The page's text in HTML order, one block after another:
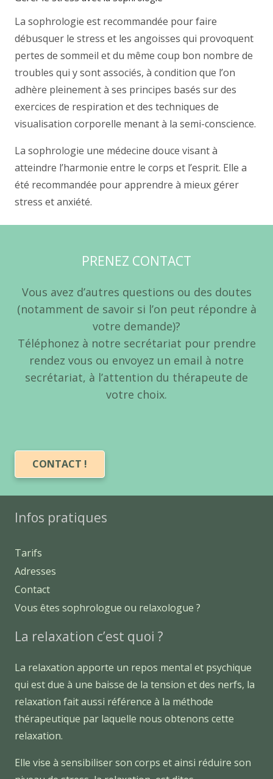
La sophrologie est recommandée pour faire
débusquer le stress et les angoisses qui provoquent
pertes de sommeil et du même coup bon nombre de
troubles qui y sont associés, à condition que l’on
adhère pleinement à ses principes basés sur des
exercices de respiration et des techniques de
visualisation corporelle menant à la semi-conscience.
La sophrologie une médecine douce visant à
atteindre l’harmonie entre le corps et l’esprit. Elle a
été recommandée pour apprendre à mieux gérer
stress et anxiété.
PRENEZ CONTACT
Vous avez d’autres questions ou des doutes
(notamment de savoir si l’on peut répondre à
votre demande)?
Téléphonez à notre secrétariat pour prendre
rendez vous ou envoyez un email à notre
secrétariat, à l’attention du thérapeute de
votre choix.
CONTACT !
Infos pratiques
Tarifs
Adresses
Contact
Vous êtes sophrologue ou relaxologue ?
La relaxation c’est quoi ?
La relaxation apporte un repos mental et psychique
qui est due à une baisse de la tension et des nerfs, la
relaxation fait aussi référence à la méthode
thérapeutique par laquelle nous obtenons cette
relaxation.
Elle vise à sensibiliser son corps et ainsi réduire son